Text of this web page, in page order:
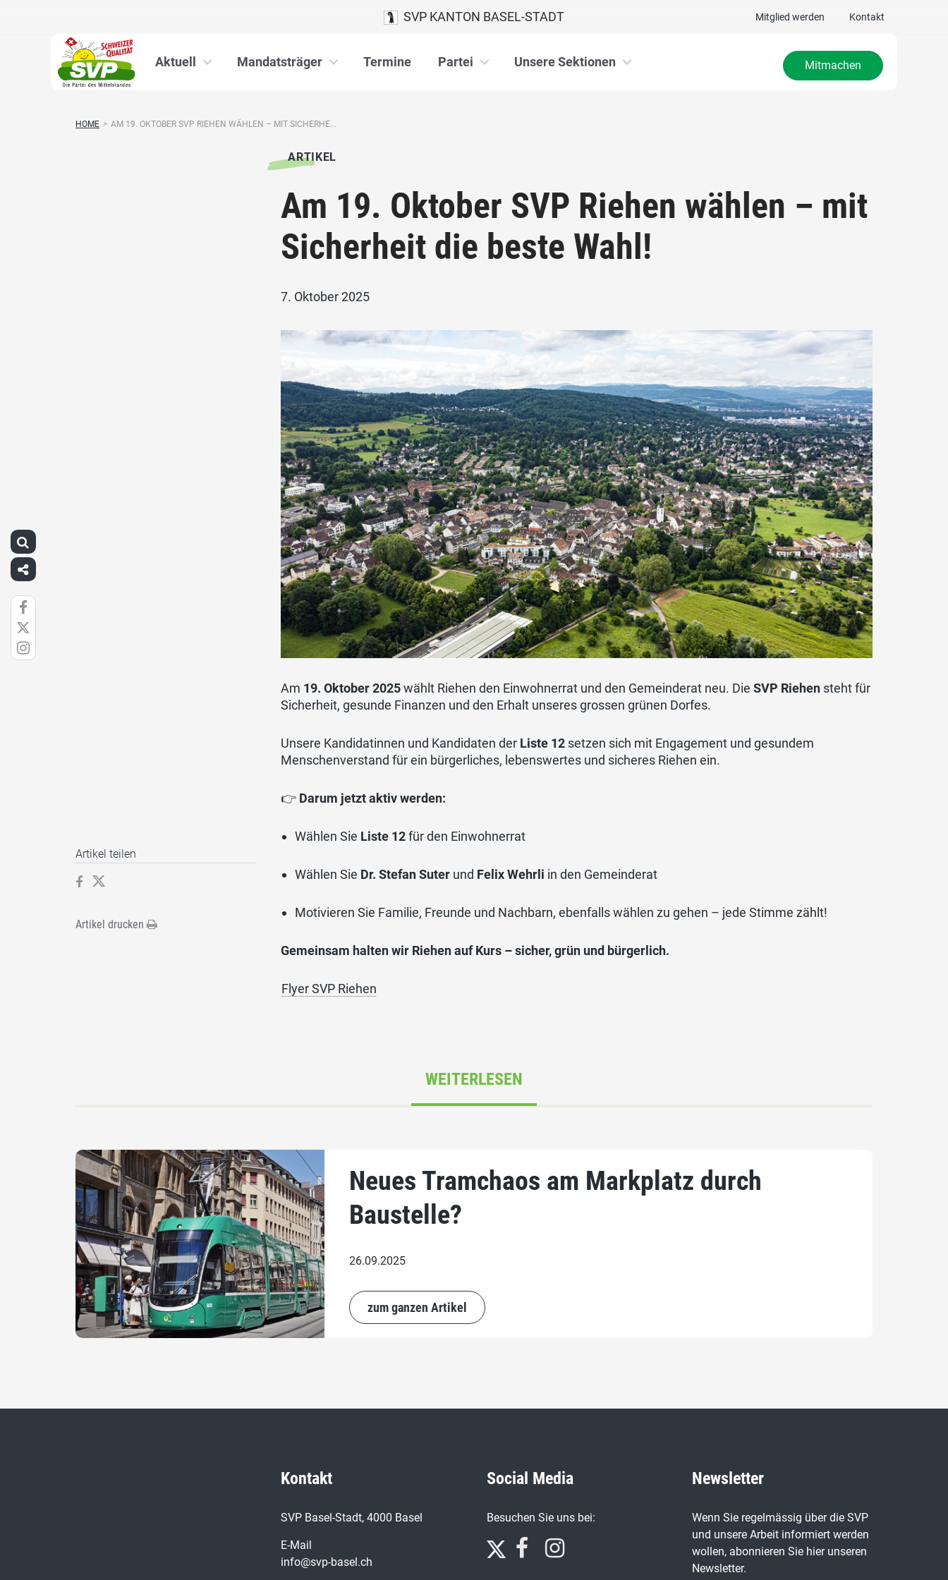
Mitglied werden Kontakt
SVP KANTON BASEL-STADT
Aktuell Mandatsträger Termine Partei Unsere Sektionen Mitmachen
HOME > AM 19. OKTOBER SVP RIEHEN WÄHLEN – MIT SICHERHE...
ARTIKEL
Am 19. Oktober SVP Riehen wählen – mit
Sicherheit die beste Wahl!
7. Oktober 2025
Am 19. Oktober 2025wählt Riehen den Einwohnerrat und den Gemeinderat neu. DieSVP Riehen steht für
Sicherheit, gesunde Finanzen und den Erhalt unseres grossen grünen Dorfes.
Unsere Kandidatinnen und Kandidaten der Liste 12 setzen sich mit Engagement und gesundem
Menschenverstand für ein bürgerliches, lebenswertes und sicheres Riehen ein.
👉 Darum jetzt aktiv werden:
Wählen Sie Liste 12für den Einwohnerrat
Wählen Sie Dr. Stefan Suter und Felix Wehrli in den Gemeinderat
Motivieren Sie Familie, Freunde und Nachbarn, ebenfalls wählen zu gehen – jede Stimme zählt!
Gemeinsam halten wir Riehen auf Kurs – sicher, grün und bürgerlich.
Flyer SVP Riehen
Artikel teilen
Artikel drucken
WEITERLESEN
Neues Tramchaos am Markplatz durch
Baustelle?
26.09.2025
zum ganzen Artikel
Kontakt
SVP Basel-Stadt, 4000 Basel
E-Mail
info@svp-basel.ch
Social Media
Besuchen Sie uns bei:
Newsletter
Wenn Sie regelmässig über die SVP
und unsere Arbeit informiert werden
wollen, abonnieren Sie hier unseren
Newsletter.